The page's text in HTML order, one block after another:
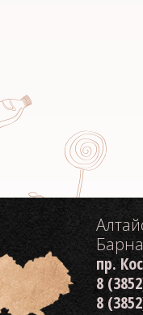
пр.
8
8